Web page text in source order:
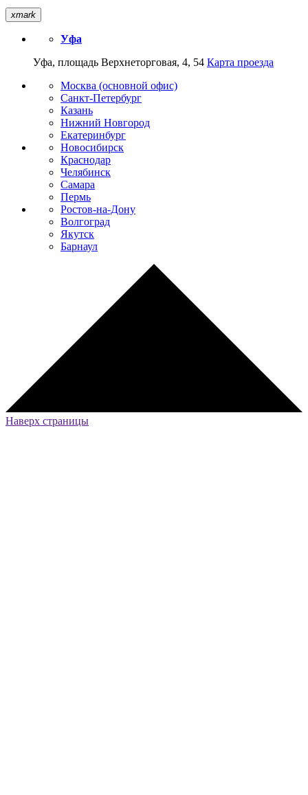
xmark
Уфа
Уфа, площадь Верхнеторговая, 4, 54 Карта проезда
Москва (основной офис)
Санкт-Петербург
Казань
Нижний Новгород
Екатеринбург
Новосибирск
Краснодар
Челябинск
Самара
Пермь
Ростов-на-Дону
Волгоград
Якутск
Барнаул
Наверх страницы